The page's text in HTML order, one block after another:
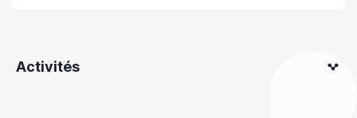
Activités